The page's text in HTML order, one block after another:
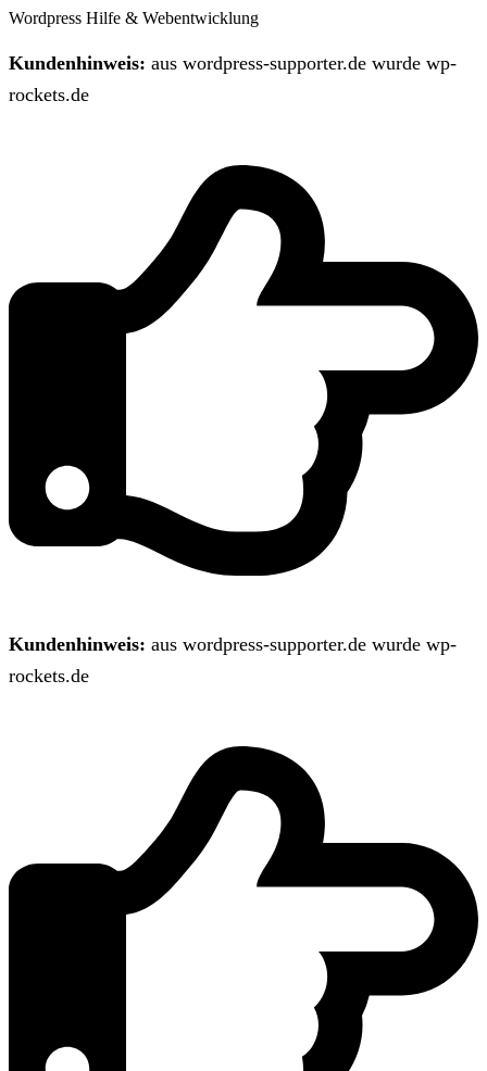
Wordpress Hilfe & Webentwicklung
Kundenhinweis: aus wordpress-supporter.de wurde wp-
rockets.de
Kundenhinweis: aus wordpress-supporter.de wurde wp-
rockets.de